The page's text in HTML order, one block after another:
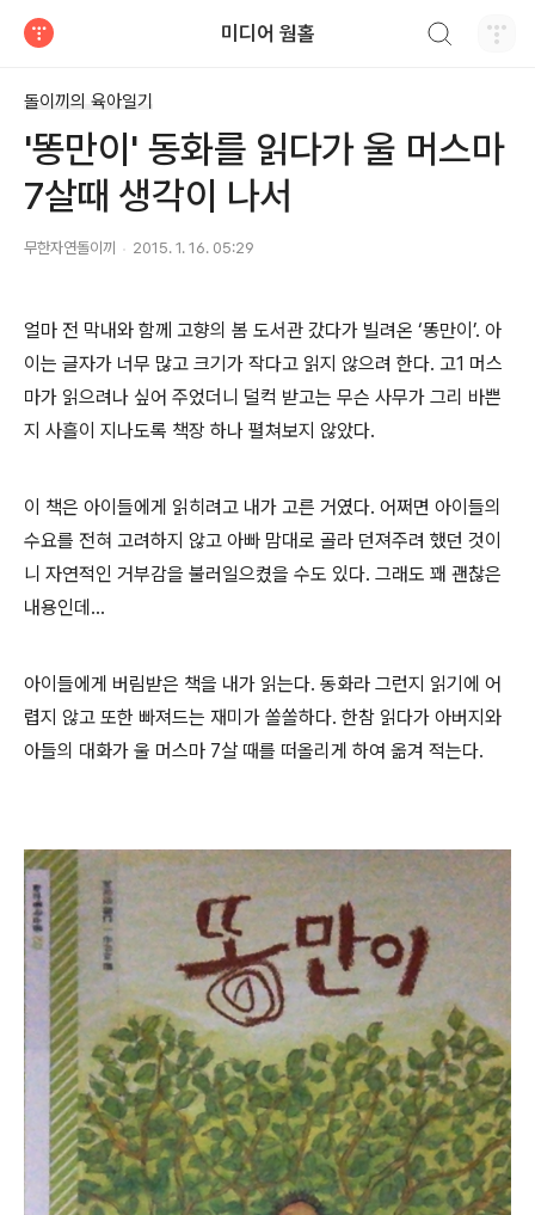
미디어 웜홀
돌이끼의 육아일기
'똥만이' 동화를 읽다가 울 머스마
7살때 생각이 나서
무한자연돌이끼 2015. 1. 16. 05:29
얼마 전 막내와 함께 고향의 봄 도서관 갔다가 빌려온 ‘똥만이’. 아
이는 글자가 너무 많고 크기가 작다고 읽지 않으려 한다. 고1 머스
마가 읽으려나 싶어 주었더니 덜컥 받고는 무슨 사무가 그리 바쁜
지 사흘이 지나도록 책장 하나 펼쳐보지 않았다.
이 책은 아이들에게 읽히려고 내가 고른 거였다. 어쩌면 아이들의
수요를 전혀 고려하지 않고 아빠 맘대로 골라 던져주려 했던 것이
니 자연적인 거부감을 불러일으켰을 수도 있다. 그래도 꽤 괜찮은
내용인데...
아이들에게 버림받은 책을 내가 읽는다. 동화라 그런지 읽기에 어
렵지 않고 또한 빠져드는 재미가 쏠쏠하다. 한참 읽다가 아버지와
아들의 대화가 울 머스마 7살 때를 떠올리게 하여 옮겨 적는다.